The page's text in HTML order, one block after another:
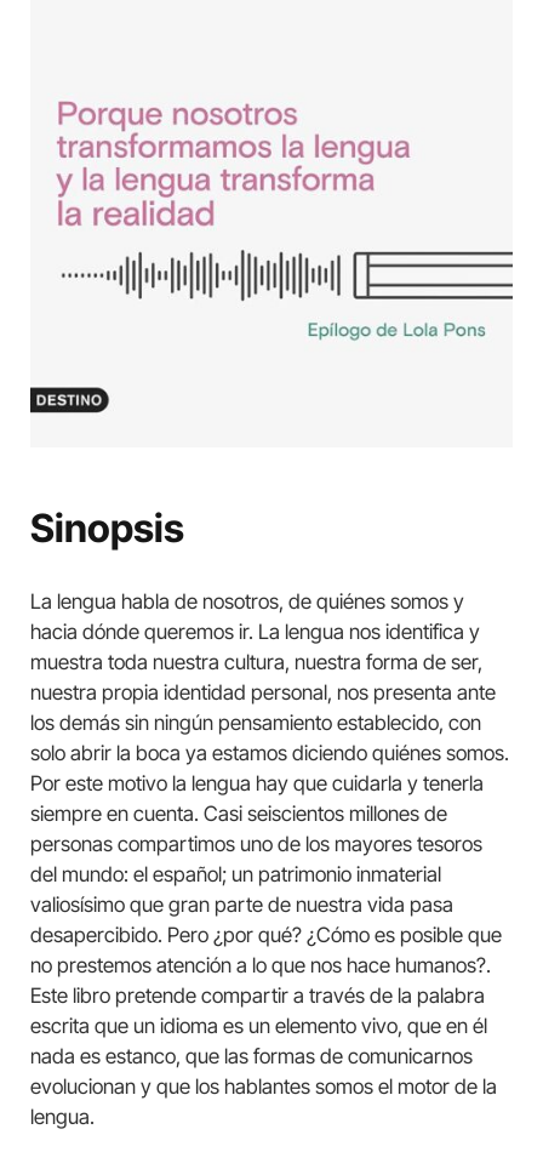
Sinopsis
La lengua habla de nosotros, de quiénes somos y
hacia dónde queremos ir. La lengua nos identifica y
muestra toda nuestra cultura, nuestra forma de ser,
nuestra propia identidad personal, nos presenta ante
los demás sin ningún pensamiento establecido, con
solo abrir la boca ya estamos diciendo quiénes somos.
Por este motivo la lengua hay que cuidarla y tenerla
siempre en cuenta. Casi seiscientos millones de
personas compartimos uno de los mayores tesoros
del mundo: el español; un patrimonio inmaterial
valiosísimo que gran parte de nuestra vida pasa
desapercibido. Pero ¿por qué? ¿Cómo es posible que
no prestemos atención a lo que nos hace humanos?.
Este libro pretende compartir a través de la palabra
escrita que un idioma es un elemento vivo, que en él
nada es estanco, que las formas de comunicarnos
evolucionan y que los hablantes somos el motor de la
lengua.